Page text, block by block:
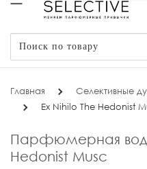
Главная Селективные
Ex Nihilo The Hedonist
Парфюмерная
Hedonist Musc